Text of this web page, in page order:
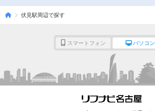
伏見駅周辺で探す
スマートフォン パソコン